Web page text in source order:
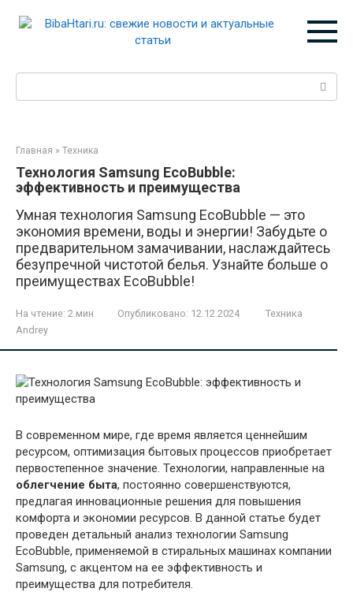
Главная » Техника
Технология Samsung EcoBubble:
эффективность и преимущества
Умная технология Samsung EcoBubble — это
экономия времени, воды и энергии! Забудьте о
предварительном замачивании, наслаждайтесь
безупречной чистотой белья. Узнайте больше о
преимуществах EcoBubble!
На чтение: 2 мин Опубликовано: 12.12.2024
Техника
Andrey
В современном мире, где время является ценнейшим
ресурсом, оптимизация бытовых процессов приобретает
первостепенное значение. Технологии, направленные на
облегчение быта, постоянно совершенствуются,
предлагая инновационные решения для повышения
комфорта и экономии ресурсов. В данной статье будет
проведен детальный анализ технологии Samsung
EcoBubble, применяемой в стиральных машинах компании
Samsung, с акцентом на ее эффективность и
преимущества для потребителя.